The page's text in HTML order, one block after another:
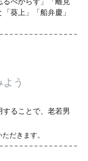
葵上」「船弁慶」
う
ることで、老若男
だきます。